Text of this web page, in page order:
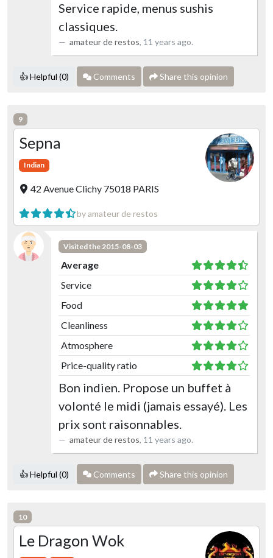
Service rapide, menus sushis
classiques.
amateur de restos, 11 years ago.
👍 Helpful (0) Comments Share this opinion
9
Sepna
Indian
42 Avenue Clichy 75018 PARIS
by amateur de restos
Visited the 2015-08-03
Average
Service
Food
Cleanliness
Atmosphere
Price-quality ratio
Bon indien. Propose un buffet à
volonté le midi (jamais essayé). Les
prix sont raisonnables.
amateur de restos, 11 years ago.
👍 Helpful (0) Comments Share this opinion
10
Le Dragon Wok